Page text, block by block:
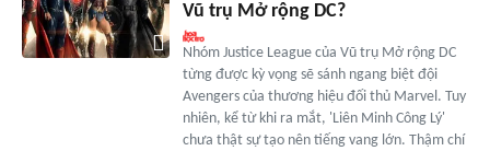
Vũ trụ Mở rộng DC?
Nhóm Justice League của Vũ trụ Mở rộng DC
từng được kỳ vọng sẽ sánh ngang biệt đội
Avengers của thương hiệu đối thủ Marvel. Tuy
nhiên, kể từ khi ra mắt, 'Liên Minh Công Lý'
chưa thật sự tạo nên tiếng vang lớn. Thậm chí